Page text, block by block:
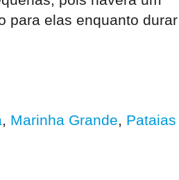
para elas enquanto durar
, Marinha Grande, Pataias